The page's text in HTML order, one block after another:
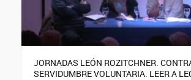
JORNADAS LEÓN ROZITCHNER.
SERVIDUMBRE VOLUNTARIA. LEER A